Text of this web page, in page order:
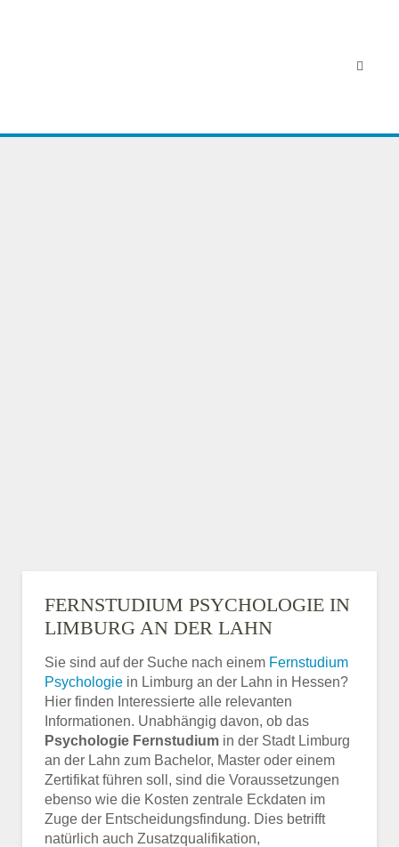
FERNSTUDIUM PSYCHOLOGIE IN
LIMBURG AN DER LAHN
Sie sind auf der Suche nach einem Fernstudium
Psychologie in Limburg an der Lahn in Hessen?
Hier finden Interessierte alle relevanten
Informationen. Unabhängig davon, ob das
Psychologie Fernstudium in der Stadt Limburg
an der Lahn zum Bachelor, Master oder einem
Zertifikat führen soll, sind die Voraussetzungen
ebenso wie die Kosten zentrale Eckdaten im
Zuge der Entscheidungsfindung. Dies betrifft
natürlich auch Zusatzqualifikation,